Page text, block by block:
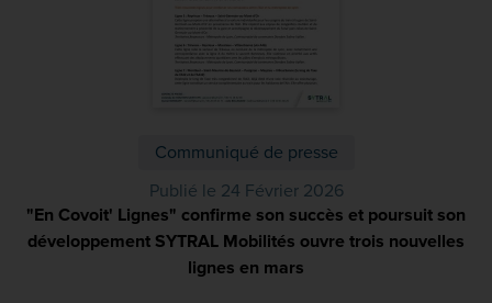
Communiqué de presse
Publié le 24 Février 2026
"En Covoit' Lignes" confirme son succès et poursuit son
développement SYTRAL Mobilités ouvre trois nouvelles
lignes en mars